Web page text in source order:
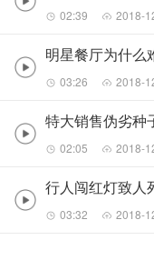
02:39 2018-
明星餐厅为什么
03:26 2018-
特大销售伪劣种
02:05 2018-
行人闯红灯致人
03:32 2018-